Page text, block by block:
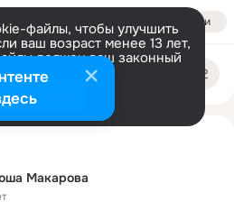
Войти
файлы, чтобы улучшить
ваш возраст менее 13 лет,
должен ваш законный
информации
Настроить
Макарова